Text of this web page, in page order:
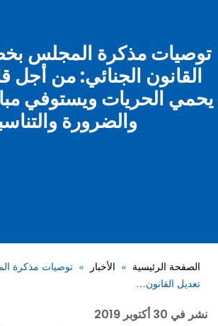
توصيات مذكرة المجلس
القانون الجنائي: من أجل
يحمي الحريات ويستوفي
والضرورة
الصفحة الرئيسية الأخبار
توصيات مذكرة
تعديل القانون…
نشر في 30 أكتوبر 2019